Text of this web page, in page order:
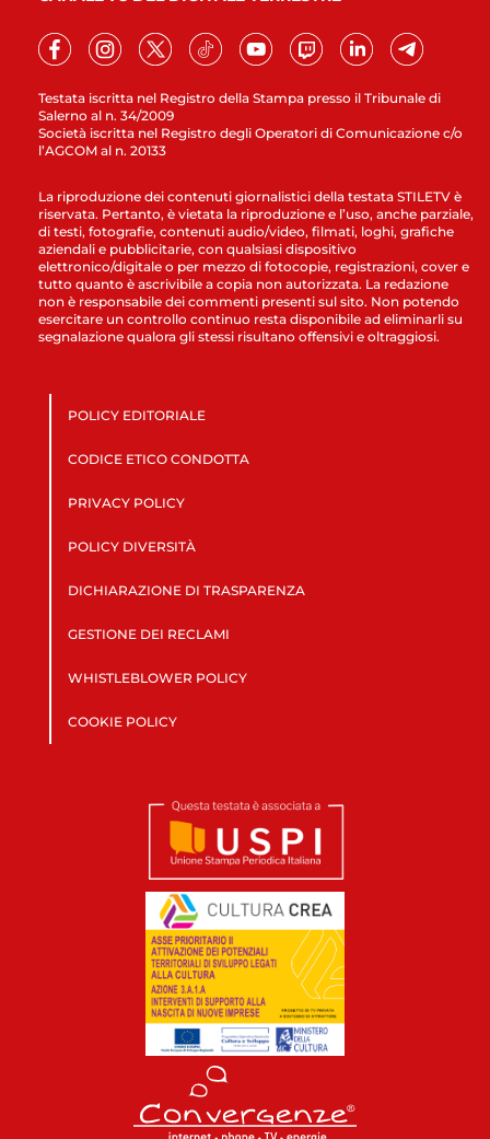
Testata iscritta nel Registro della Stampa presso il Tribunale di
Salerno al n. 34/2009
Società iscritta nel Registro degli Operatori di Comunicazione c/o
l’AGCOM al n. 20133
La riproduzione dei contenuti giornalistici della testata STILETV è
riservata. Pertanto, è vietata la riproduzione e l’uso, anche parziale,
di testi, fotografie, contenuti audio/video, filmati, loghi, grafiche
aziendali e pubblicitarie, con qualsiasi dispositivo
elettronico/digitale o per mezzo di fotocopie, registrazioni, cover e
tutto quanto è ascrivibile a copia non autorizzata. La redazione
non è responsabile dei commenti presenti sul sito. Non potendo
esercitare un controllo continuo resta disponibile ad eliminarli su
segnalazione qualora gli stessi risultano offensivi e oltraggiosi.
POLICY EDITORIALE
CODICE ETICO CONDOTTA
PRIVACY POLICY
POLICY DIVERSITÀ
DICHIARAZIONE DI TRASPARENZA
GESTIONE DEI RECLAMI
WHISTLEBLOWER POLICY
COOKIE POLICY